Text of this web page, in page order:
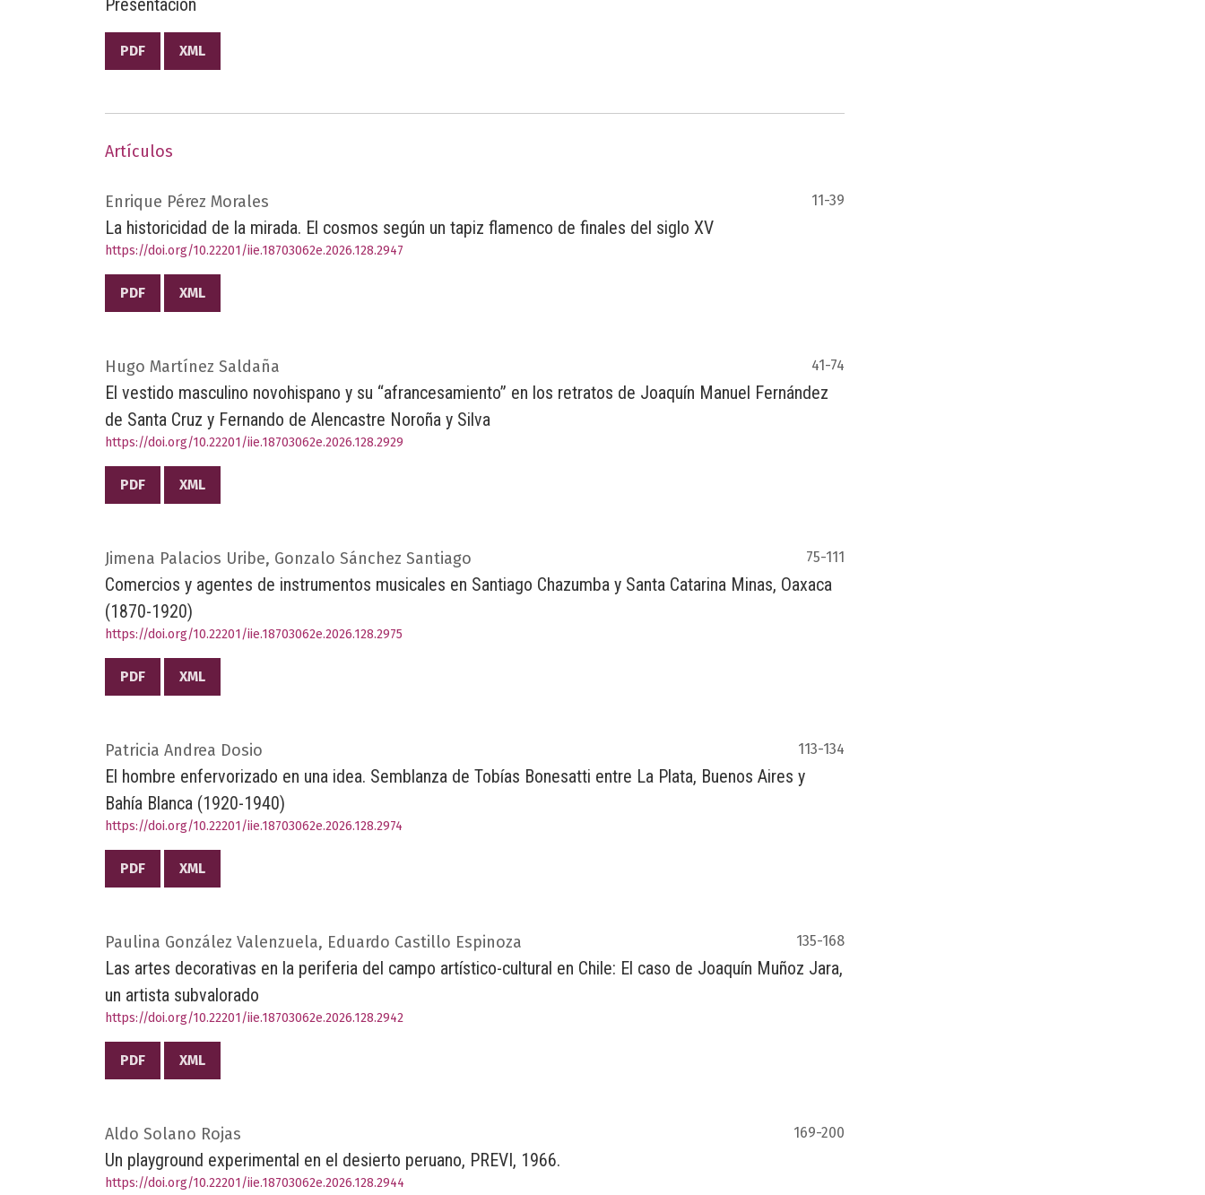
Presentación
PDF XML
Artículos
Enrique Pérez Morales 11-39
La historicidad de la mirada. El cosmos según un tapiz flamenco de finales del siglo XV
https://doi.org/10.22201/iie.18703062e.2026.128.2947
PDF XML
Hugo Martínez Saldaña 41-74
El vestido masculino novohispano y su “afrancesamiento” en los retratos de Joaquín Manuel Fernández
de Santa Cruz y Fernando de Alencastre Noroña y Silva
https://doi.org/10.22201/iie.18703062e.2026.128.2929
PDF XML
Jimena Palacios Uribe, Gonzalo Sánchez Santiago 75-111
Comercios y agentes de instrumentos musicales en Santiago Chazumba y Santa Catarina Minas, Oaxaca
(1870-1920)
https://doi.org/10.22201/iie.18703062e.2026.128.2975
PDF XML
Patricia Andrea Dosio 113-134
El hombre enfervorizado en una idea. Semblanza de Tobías Bonesatti entre La Plata, Buenos Aires y
Bahía Blanca (1920-1940)
https://doi.org/10.22201/iie.18703062e.2026.128.2974
PDF XML
Paulina González Valenzuela, Eduardo Castillo Espinoza 135-168
Las artes decorativas en la periferia del campo artístico-cultural en Chile: El caso de Joaquín Muñoz Jara,
un artista subvalorado
https://doi.org/10.22201/iie.18703062e.2026.128.2942
PDF XML
Aldo Solano Rojas 169-200
Un playground experimental en el desierto peruano, PREVI, 1966.
https://doi.org/10.22201/iie.18703062e.2026.128.2944